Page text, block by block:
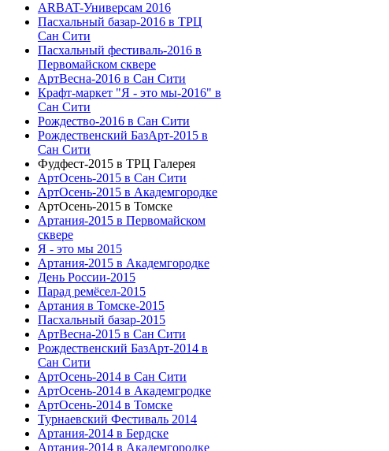
ARBAT-Универсам 2016
Пасхальный базар-2016 в ТРЦ
Сан Сити
Пасхальный фестиваль-2016 в
Первомайском сквере
АртВесна-2016 в Сан Сити
Крафт-маркет "Я - это мы-2016" в
Сан Сити
Рождество-2016 в Сан Сити
Рождественский БазАрт-2015 в
Сан Сити
Фудфест-2015 в ТРЦ Галерея
АртОсень-2015 в Сан Сити
АртОсень-2015 в Академгородке
АртОсень-2015 в Томске
Артания-2015 в Первомайском
сквере
Я - это мы 2015
Артания-2015 в Академгородке
День России-2015
Парад ремёсел-2015
Артания в Томске-2015
Пасхальный базар-2015
АртВесна-2015 в Сан Сити
Рождественский БазАрт-2014 в
Сан Сити
АртОсень-2014 в Сан Сити
АртОсень-2014 в Академгродке
АртОсень-2014 в Томске
Турнаевский Фестиваль 2014
Артания-2014 в Бердске
Артания-2014 в Академгородке